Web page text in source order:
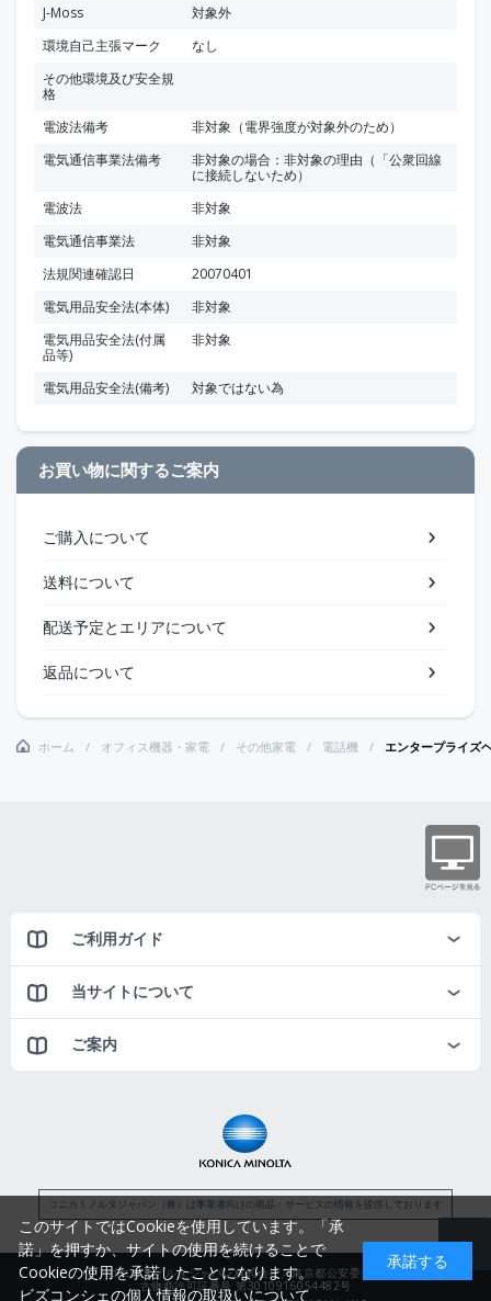
J-Moss
対象外
環境自己主張マーク
なし
その他環境及び安全規
格
電波法備考
非対象（電界強度が対象外のため）
電気通信事業法備考
非対象の場合：非対象の理由（「公衆回線
に接続しないため）
電波法
非対象
電気通信事業法
非対象
法規関連確認日
20070401
電気用品安全法(本体)
非対象
電気用品安全法(付属
品等)
非対象
電気用品安全法(備考) 対象ではない為
お買い物に関するご案内
ご購入について
送料について
配送予定とエリアについて
返品について
ホーム オフィス機器・家電 その他家電 電話機 エンタープライズ
ご利用ガイド
当サイトについて
ご案内
コニカミノルタジャパン（株）は事業者向けの商品・サービスの情報を提供しております
コニカミノルタジャパン株式会社／東京都公安委員会
古物商許可証番号 第3010916054482号
このサイトではCookieを使用しています。「承
諾」を押すか、サイトの使用を続けることで
Cookieの使用を承諾したことになります。
ビズコンシェの個人情報の取扱いについて
承諾する